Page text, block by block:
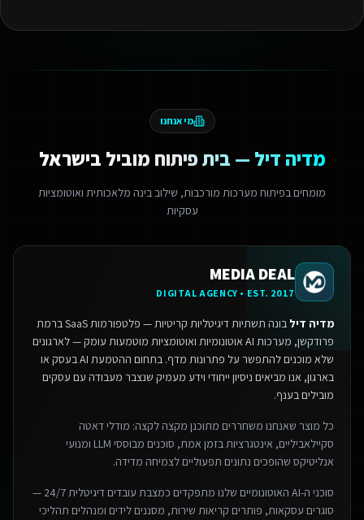
מי אנחנו
מדיה דיל — בית פיתוח מוביל בישראל
מומחים בפיתוח מערכות מורכבות, שילוב בינה מלאכותית ואוטומציות
עסקיות
MEDIA DEAL
DIGITAL AGENCY • EST. 2017
מדיה דיל
בונה תשתיות דיגיטליות קריטיות — פלטפורמות SaaS ברמת
פרודקשן, מערכות AI אוטונומיות ואוטומציות מוטמעות עומק — לארגונים
שלא מוכנים להתפשר על פתרונות מדף.
בתחום ההטמעת AI בעסק או
בארגון, אנו מביאים ניסיון ייחודי וידע מעמיק שנצבר מעבודה עם עסקים
מובילים בענף.
כל מוצר שאנחנו משחררים מתוכנן מקצה לקצה: מודלי דאטה
סקיילאביליים, אינטגרציות בזמן אמת, סוכנים מבוססי LLM ומנועי
אנליטיקס שהופכים נתונים תפעוליים לצמיחה מדידה.
סוכני ה-AI האוטונומיים שלנו מתפקדים כמצבת עובדים דיגיטלית 24/7 —
סוגרים עסקאות, פותרים קריאות שירות, מסננים לידים ומנהלים תהליכי